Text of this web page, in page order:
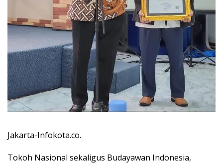
Jakarta-Infokota.co.
Tokoh Nasional sekaligus Budayawan Indonesia,